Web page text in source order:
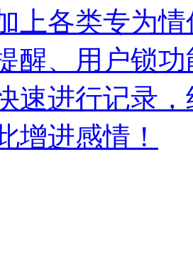
上各类专为
醒、用户锁
速进行记录
增进感情！